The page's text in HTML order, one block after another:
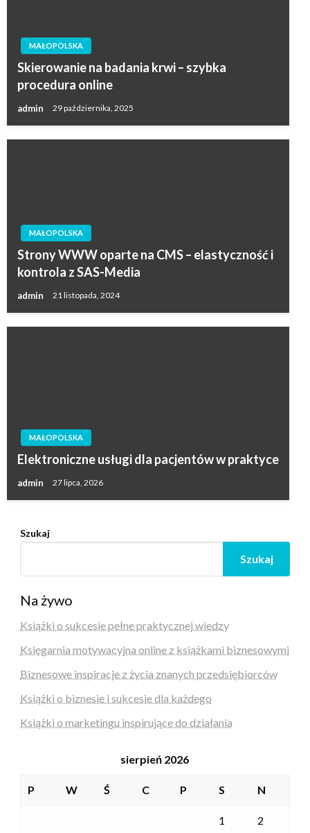
MAŁOPOLSKA
Skierowanie na badania krwi – szybka
procedura online
admin 29 października, 2025
MAŁOPOLSKA
Strony WWW oparte na CMS – elastyczność i
kontrola z SAS-Media
admin 21 listopada, 2024
MAŁOPOLSKA
Elektroniczne usługi dla pacjentów w praktyce
admin 27 lipca, 2026
Szukaj
Szukaj
Na żywo
Książki o sukcesie pełne praktycznej wiedzy
Księgarnia motywacyjna online z książkami biznesowymi
Biznesowe inspiracje z życia znanych przedsiębiorców
Książki o biznesie i sukcesie dla każdego
Książki o marketingu inspirujące do działania
sierpień 2026
P W Ś C P S N
1 2